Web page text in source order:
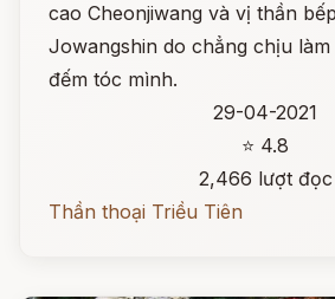
cao Cheonjiwang và vị thần
Jowangshin do chẳng chịu
đếm tóc mình.
29-04-2021
⭐ 4.8
2,466 lượt đọc
Thần thoại Triều Tiên